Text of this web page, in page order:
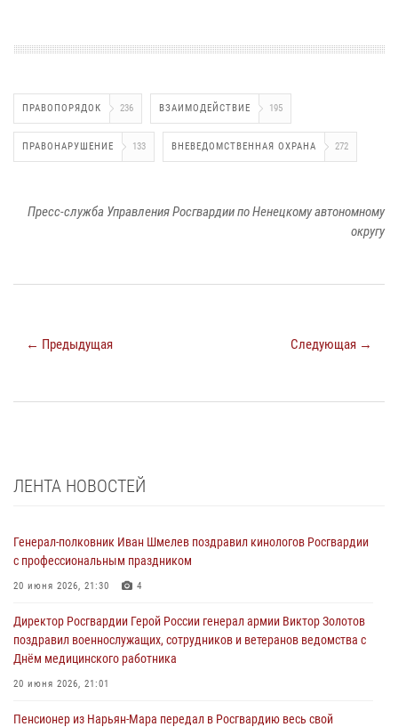
ПРАВОПОРЯДОК 236 ВЗАИМОДЕЙСТВИЕ 195
ПРАВОНАРУШЕНИЕ 133 ВНЕВЕДОМСТВЕННАЯ ОХРАНА 272
Пресс-служба Управления Росгвардии по Ненецкому автономному
округу
← Предыдущая Следующая →
ЛЕНТА НОВОСТЕЙ
Генерал-полковник Иван Шмелев поздравил кинологов Росгвардии
с профессиональным праздником
20 июня 2026, 21:30 4
Директор Росгвардии Герой России генерал армии Виктор Золотов
поздравил военнослужащих, сотрудников и ветеранов ведомства с
Днём медицинского работника
20 июня 2026, 21:01
Пенсионер из Нарьян-Мара передал в Росгвардию весь свой